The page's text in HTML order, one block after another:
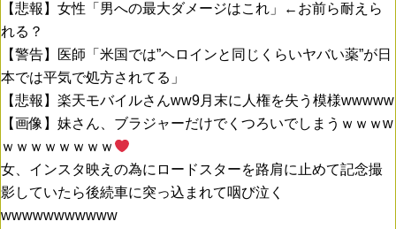
【悲報】女性「男への最大ダメージはこれ」←お前ら耐えら
れる？
【警告】医師「米国では”ヘロインと同じくらいヤバい薬”が日
本では平気で処方されてる」
【悲報】楽天モバイルさんww9月末に人権を失う模様wwwww
【画像】妹さん、ブラジャーだけでくつろいでしまうｗｗｗw
ｗｗｗｗｗｗｗｗ
女、インスタ映えの為にロードスターを路肩に止めて記念撮
影していたら後続車に突っ込まれて咽び泣く
wwwwwwwwwww